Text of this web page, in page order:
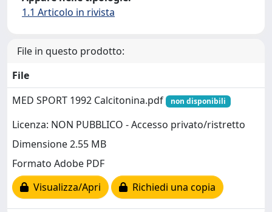
1.1 Articolo in rivista
File in questo prodotto:
File
MED SPORT 1992 Calcitonina.pdf
non disponibili
Licenza: NON PUBBLICO - Accesso privato/ristretto
Dimensione 2.55 MB
Formato Adobe PDF
Visualizza/Apri
Richiedi una copia